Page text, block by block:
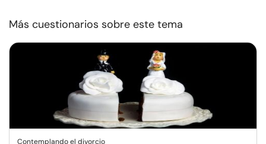
Más cuestionarios sobre este tema
Contemplando el divorcio